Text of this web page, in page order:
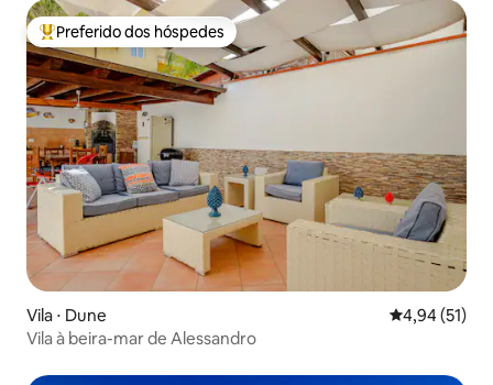
Entre os melhores preferidos dos hóspedes
Preferido dos hóspedes
Vila ⋅ Dune 4,94 de uma
4,94 (51)
Vila à beira-mar de Alessandro